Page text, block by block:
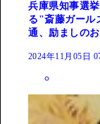
兵庫県知事選
る"斎藤ガール
通、励ましの
2024年11月05日